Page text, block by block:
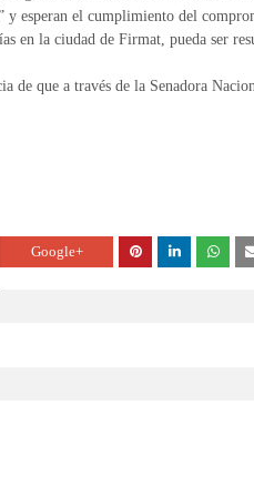
esperan el cumplimiento del
en la ciudad de Firmat, pueda ser
que a través de la Senadora
Google+